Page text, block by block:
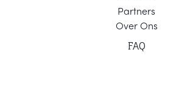
Partners
Over Ons
FAQ